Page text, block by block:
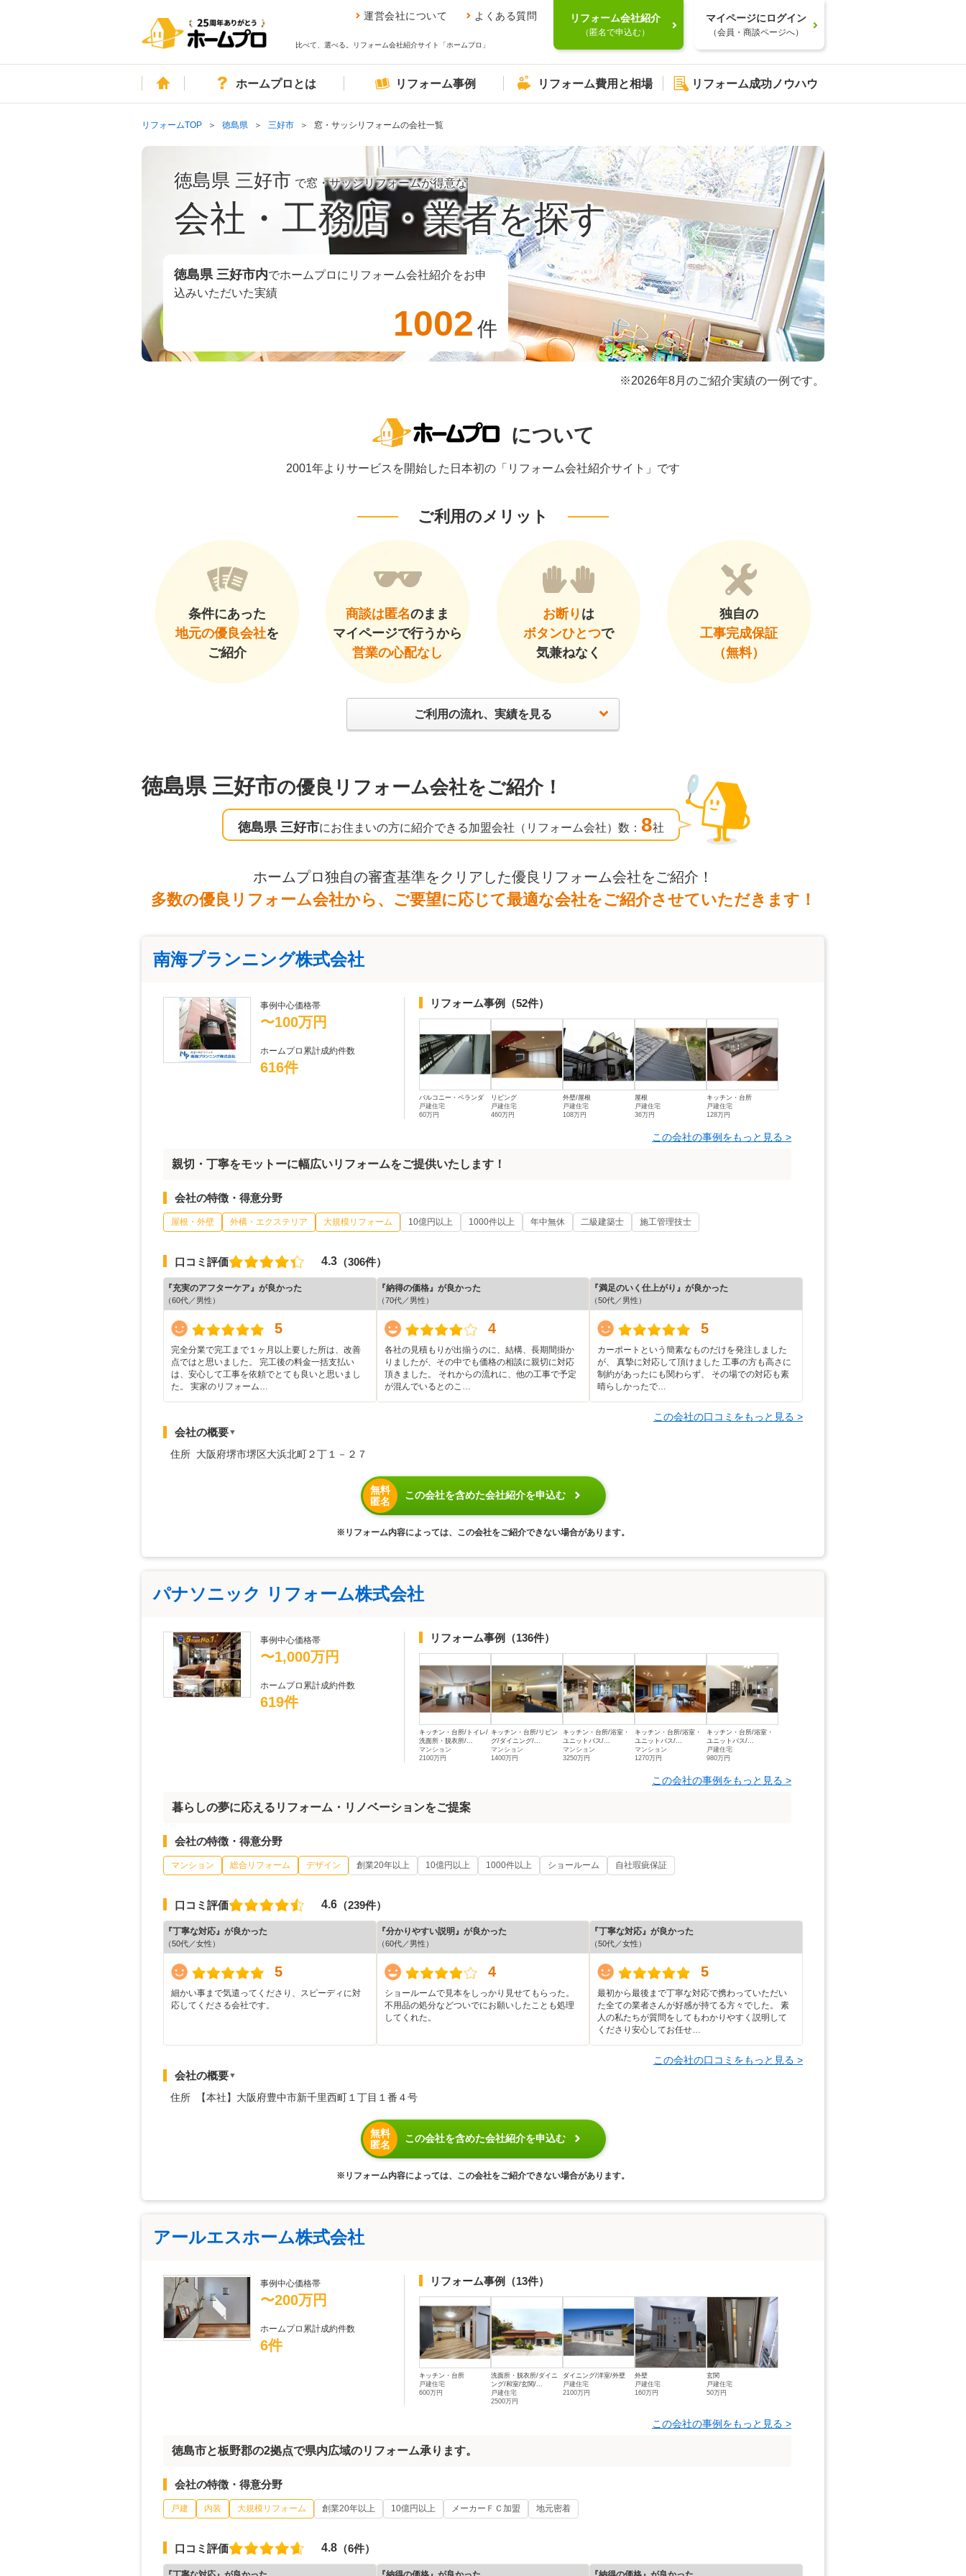
運営会社について よくある質問
比べて、選べる。リフォーム会社紹介サイト「ホームプロ」
リフォーム会社紹介
（匿名で申込む）
マイページにログイン
（会員・商談ページへ）
ホームホームプロとは リフォーム事例 リフォーム費用と相場 リフォーム成功ノウハウ
リフォームTOP 徳島県 三好市 窓・サッシリフォームの会社一覧
徳島県 三好市 で窓・サッシリフォームが得意な
会社・工務店・業者を探す
徳島県 三好市内でホームプロにリフォーム会社紹介をお申
込みいただいた実績
1002 件
※2026年8月のご紹介実績の一例です。
について
2001年よりサービスを開始した日本初の「リフォーム会社紹介サイト」です
ご利用のメリット
条件にあった
地元の優良会社を
ご紹介
商談は匿名のまま
マイページで行うから
営業の心配なし
お断り は
ボタンひとつで
気兼ねなく
独自の
工事完成保証
（無料）
ご利用の流れ、実績を見る
徳島県 三好市の優良リフォーム会社をご紹介！
徳島県 三好市にお住まいの方に紹介できる加盟会社（リフォーム会社）数： 8社
ホームプロ独自の審査基準をクリアした優良リフォーム会社をご紹介！
多数の優良リフォーム会社から、ご要望に応じて最適な会社をご紹介させていただきます！
南海プランニング株式会社
事例中心価格帯
〜100万円
ホームプロ累計成約件数
616件
リフォーム事例 （52件）
バルコニー・ベランダ
戸建住宅
60万円
リビング
戸建住宅
460万円
外壁/屋根
戸建住宅
108万円
屋根
戸建住宅
36万円
キッチン・台所
戸建住宅
128万円
この会社の事例をもっと見る >
親切・丁寧をモットーに幅広いリフォームをご提供いたします！
会社の特徴・得意分野
屋根・外壁 外構・エクステリア 大規模リフォーム 10億円以上 1000件以上 年中無休 二級建築士 施工管理技士
口コミ評価 4.3 （306件）
『充実のアフターケア』が良かった
（60代／男性）
5
完全分業で完工まで１ヶ月以上要した所は、改善
点ではと思いました。 完工後の料金一括支払い
は、安心して工事を依頼でとても良いと思いまし
た。 実家のリフォーム…
『納得の価格』が良かった
（70代／男性）
4
各社の見積もりが出揃うのに、結構、長期間掛か
りましたが、その中でも価格の相談に親切に対応
頂きました。 それからの流れに、他の工事で予定
が混んでいるとのこ…
『満足のいく仕上がり』が良かった
（50代／男性）
5
カーポートという簡素なものだけを発注しました
が、 真摯に対応して頂けました 工事の方も高さに
制約があったにも関わらず、 その場での対応も素
晴らしかったで…
この会社の口コミをもっと見る >
会社の概要▼
住所 大阪府堺市堺区大浜北町２丁１－２７
無料
匿名
この会社を含めた会社紹介を申込む
※リフォーム内容によっては、この会社をご紹介できない場合があります。
パナソニック リフォーム株式会社
事例中心価格帯
〜1,000万円
ホームプロ累計成約件数
619件
リフォーム事例 （136件）
キッチン・台所/トイレ/
洗面所・脱衣所/...
マンション
2100万円
キッチン・台所/リビン
グ/ダイニング/...
マンション
1400万円
キッチン・台所/浴室・
ユニットバス/...
マンション
3250万円
キッチン・台所/浴室・
ユニットバス/...
マンション
1270万円
キッチン・台所/浴室・
ユニットバス/...
戸建住宅
980万円
この会社の事例をもっと見る >
暮らしの夢に応えるリフォーム・リノベーションをご提案
会社の特徴・得意分野
マンション 総合リフォーム デザイン 創業20年以上 10億円以上 1000件以上 ショールーム 自社瑕疵保証
口コミ評価 4.6 （239件）
『丁寧な対応』が良かった
（50代／女性）
5
細かい事まで気遣ってくださり、スピーディに対
応してくださる会社です。
『分かりやすい説明』が良かった
（60代／男性）
4
ショールームで見本をしっかり見せてもらった。
不用品の処分などついでにお願いしたことも処理
してくれた。
『丁寧な対応』が良かった
（50代／女性）
5
最初から最後まで丁寧な対応で携わっていただい
た全ての業者さんが好感が持てる方々でした。 素
人の私たちが質問をしてもわかりやすく説明して
くださり安心してお任せ…
この会社の口コミをもっと見る >
会社の概要▼
住所 【本社】大阪府豊中市新千里西町１丁目１番４号
無料
匿名
この会社を含めた会社紹介を申込む
※リフォーム内容によっては、この会社をご紹介できない場合があります。
アールエスホーム株式会社
事例中心価格帯
〜200万円
ホームプロ累計成約件数
6件
リフォーム事例 （13件）
キッチン・台所
戸建住宅
600万円
洗面所・脱衣所/ダイニ
ング/和室/玄関/...
戸建住宅
2500万円
ダイニング/洋室/外壁
戸建住宅
2100万円
外壁
戸建住宅
160万円
玄関
戸建住宅
50万円
この会社の事例をもっと見る >
徳島市と板野郡の2拠点で県内広域のリフォーム承ります。
会社の特徴・得意分野
戸建 内装 大規模リフォーム 創業20年以上 10億円以上 メーカーＦＣ加盟 地元密着
口コミ評価 4.8 （6件）